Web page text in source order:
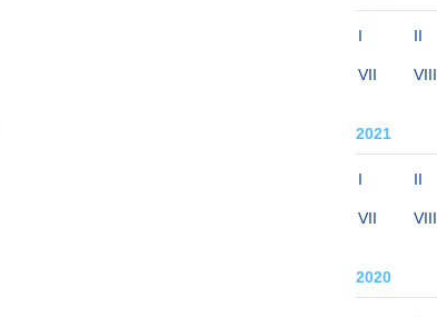
I II
VII VIII
2021
I II
VII VIII
2020